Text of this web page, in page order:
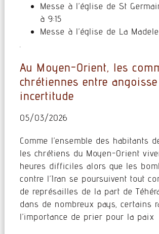
Messe à l’église de St
à 9:15
Messe à l’église de La
.
Au Moyen-Orient, les
chrétiennes entre
incertitude
05/03/2026
Comme l’ensemble des habitants
les chrétiens du Moyen-Orient
heures difficiles alors que les
contre l’Iran se poursuivent tout
de représailles de la part de
dans de nombreux pays, certains
l’importance de prier pour la paix